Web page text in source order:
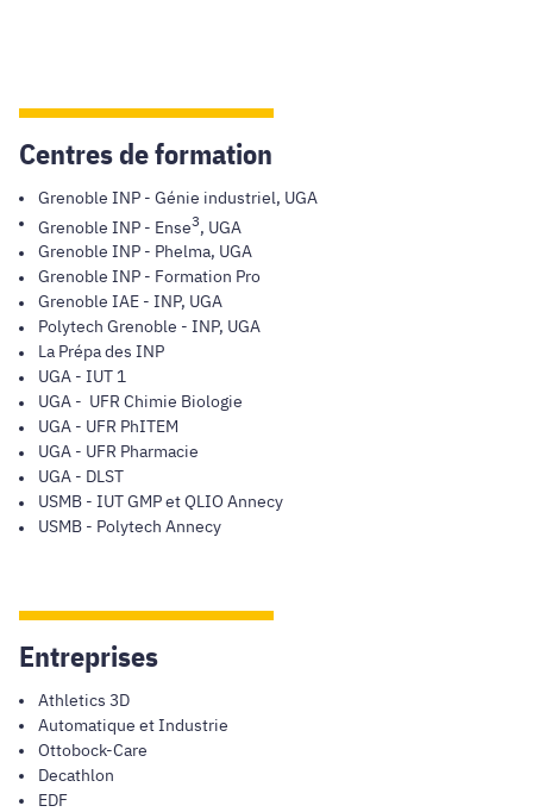
Centres de formation
Grenoble INP - Génie industriel, UGA
Grenoble INP - Ense3, UGA
Grenoble INP - Phelma, UGA
Grenoble INP - Formation Pro
Grenoble IAE - INP, UGA
Polytech Grenoble - INP, UGA
La Prépa des INP
UGA - IUT 1
UGA - UFR Chimie Biologie
UGA - UFR PhITEM
UGA - UFR Pharmacie
UGA - DLST
USMB - IUT GMP et QLIO Annecy
USMB - Polytech Annecy
Entreprises
Athletics 3D
Automatique et Industrie
Ottobock-Care
Decathlon
EDF